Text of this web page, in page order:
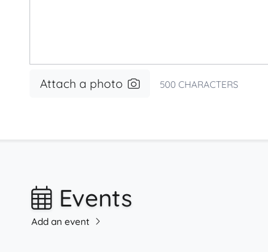
Attach a photo 500 CHARACTERS
Events
Add an event